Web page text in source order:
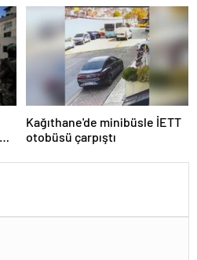
Kağıthane'de minibüsle İETT
otobüsü çarpıştı